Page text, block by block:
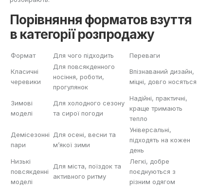
Порівняння форматов взуття
в категорії розпродажу
Формат Для чого підходить Переваги
Класичні
черевики
Для повсякденного
носіння, роботи,
прогулянок
Впізнаваний дизайн,
міцні, довго носяться
Зимові
моделі
Для холодного сезону
та сирої погоди
Надійні, практичні,
краще тримають
тепло
Демісезонні
пари
Для осені, весни та
м’якої зими
Універсальні,
підходять на кожен
день
Низькі
повсякденні
моделі
Для міста, поїздок та
активного ритму
Легкі, добре
поєднуються з
різним одягом